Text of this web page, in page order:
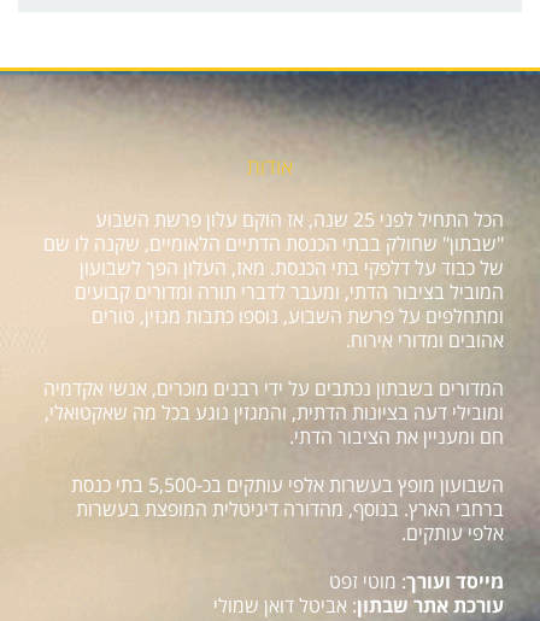
אודות
הכל התחיל לפני 25 שנה, אז הוקם עלון פרשת השבוע
"שבתון" שחולק בבתי הכנסת הדתיים הלאומיים, שקנה לו שם
של כבוד על דלפקי בתי הכנסת. מאז, העלון הפך לשבועון
המוביל בציבור הדתי, ומעבר לדברי תורה ומדורים קבועים
ומתחלפים על פרשת השבוע, נוספו כתבות מגזין, טורים
אהובים ומדורי אירוח.
המדורים בשבתון נכתבים על ידי רבנים מוכרים, אנשי אקדמיה
ומובילי דעה בציונות הדתית, והמגזין נוגע בכל מה שאקטואלי,
חם ומעניין את הציבור הדתי.
השבועון מופץ בעשרות אלפי עותקים בכ-5,500 בתי כנסת
ברחבי הארץ. בנוסף, מהדורה דיגיטלית המופצת בעשרות
אלפי עותקים.
מייסד ועורך: מוטי זפט
עורכת אתר שבתון: אביטל דואן שמולי